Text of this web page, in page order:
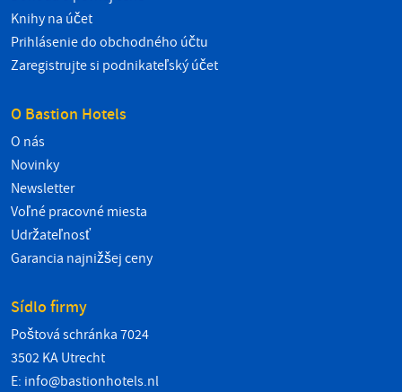
Knihy na účet
Prihlásenie do obchodného účtu
Zaregistrujte si podnikateľský účet
O Bastion Hotels
O nás
Novinky
Newsletter
Voľné pracovné miesta
Udržateľnosť
Garancia najnižšej ceny
Sídlo firmy
Poštová schránka 7024
3502 KA Utrecht
E: info@bastionhotels.nl